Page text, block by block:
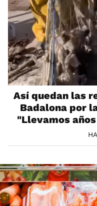
Así quedan las
Badalona por
"Llevamos